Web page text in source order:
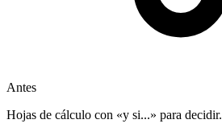
Antes
Hojas de cálculo con «y si...» para decidir.